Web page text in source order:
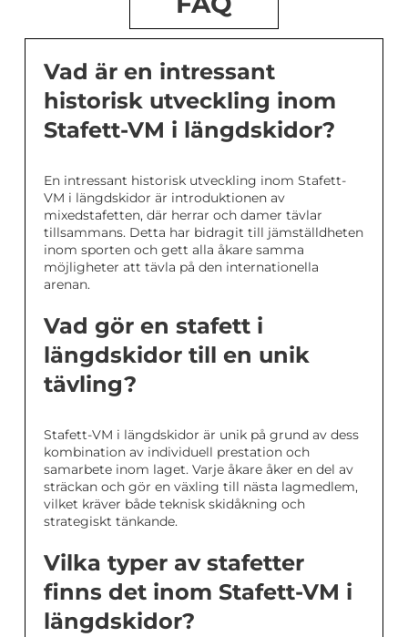
Vad är en intressant
historisk utveckling inom
Stafett-VM i längdskidor?
En intressant historisk utveckling inom Stafett-
VM i längdskidor är introduktionen av
mixedstafetten, där herrar och damer tävlar
tillsammans. Detta har bidragit till jämställdheten
inom sporten och gett alla åkare samma
möjligheter att tävla på den internationella
arenan.
Vad gör en stafett i
längdskidor till en unik
tävling?
Stafett-VM i längdskidor är unik på grund av dess
kombination av individuell prestation och
samarbete inom laget. Varje åkare åker en del av
sträckan och gör en växling till nästa lagmedlem,
vilket kräver både teknisk skidåkning och
strategiskt tänkande.
Vilka typer av stafetter
finns det inom Stafett-VM i
längdskidor?